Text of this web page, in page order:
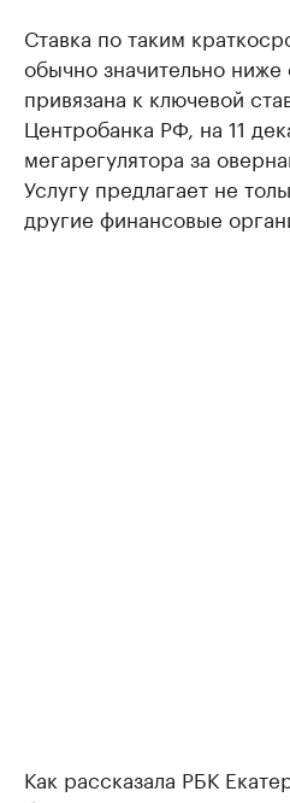
Ставка по таким
обычно значительно ниже
привязана к ключевой
Центробанка РФ, на 11
мегарегулятора за
Услугу предлагает не
другие финансовые
Как рассказала РБК